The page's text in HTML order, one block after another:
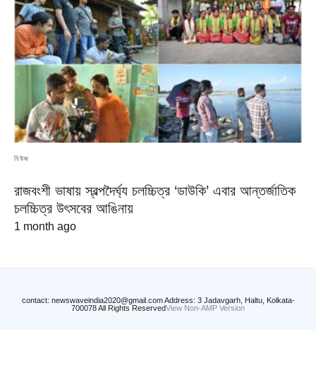
নিউজ
রাজবংশী ভাষায় স্বল্পদৈর্ঘ্য চলচ্চিত্র ‘ডাউকি’ এবার আন্তর্জাতিক
চলচ্চিত্র উৎসবের আঙিনায়
1 month ago
contact: newswaveindia2020@gmail.com Address: 3 Jadavgarh, Haltu, Kolkata-
700078 All Rights ReservedView Non-AMP Version